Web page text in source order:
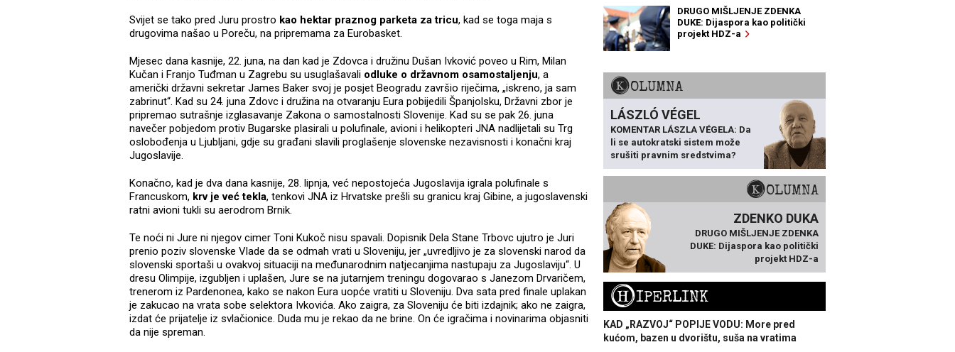
Svijet se tako pred Juru prostro kao hektar praznog parketa za tricu, kad se toga maja s
drugovima našao u Poreču, na pripremama za Eurobasket.
Mjesec dana kasnije, 22. juna, na dan kad je Zdovca i družinu Dušan Ivković poveo u Rim, Milan
Kučan i Franjo Tuđman u Zagrebu su usuglašavali odluke o državnom osamostaljenju, a
američki državni sekretar James Baker svoj je posjet Beogradu završio riječima, „iskreno, ja sam
zabrinut“. Kad su 24. juna Zdovc i družina na otvaranju Eura pobijedili Španjolsku, Državni zbor je
pripremao sutrašnje izglasavanje Zakona o samostalnosti Slovenije. Kad su se pak 26. juna
navečer pobjedom protiv Bugarske plasirali u polufinale, avioni i helikopteri JNA nadlijetali su Trg
oslobođenja u Ljubljani, gdje su građani slavili proglašenje slovenske nezavisnosti i konačni kraj
Jugoslavije.
Konačno, kad je dva dana kasnije, 28. lipnja, već nepostojeća Jugoslavija igrala polufinale s
Francuskom, krv je već tekla, tenkovi JNA iz Hrvatske prešli su granicu kraj Gibine, a jugoslavenski
ratni avioni tukli su aerodrom Brnik.
Te noći ni Jure ni njegov cimer Toni Kukoč nisu spavali. Dopisnik Dela Stane Trbovc ujutro je Juri
prenio poziv slovenske Vlade da se odmah vrati u Sloveniju, jer „uvredljivo je za slovenski narod da
slovenski sportaši u ovakvoj situaciji na međunarodnim natjecanjima nastupaju za Jugoslaviju“. U
dresu Olimpije, izgubljen i uplašen, Jure se na jutarnjem treningu dogovarao s Janezom Drvaričem,
trenerom iz Pardenonea, kako se nakon Eura uopće vratiti u Sloveniju. Dva sata pred finale uplakan
je zakucao na vrata sobe selektora Ivkovića. Ako zaigra, za Sloveniju će biti izdajnik; ako ne zaigra,
izdat će prijatelje iz svlačionice. Duda mu je rekao da ne brine. On će igračima i novinarima objasniti
da nije spreman.
DRUGO MIŠLJENJE ZDENKA
DUKE: Dijaspora kao politički
projekt HDZ-a
KOLUMNA
LÁSZLÓ VÉGEL
KOMENTAR LÁSZLA VÉGELA: Da
li se autokratski sistem može
srušiti pravnim sredstvima?
KOLUMNA
ZDENKO DUKA
DRUGO MIŠLJENJE ZDENKA
DUKE: Dijaspora kao politički
projekt HDZ-a
HIPERLINK
KAD „RAZVOJ“ POPIJE VODU: More pred
kućom, bazen u dvorištu, suša na vratima